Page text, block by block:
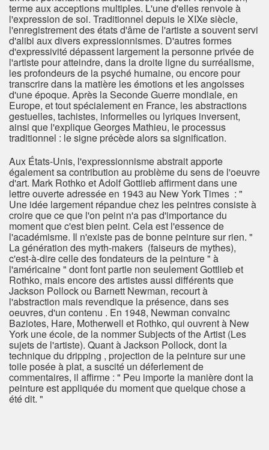
terme aux acceptions multiples. L'une d'elles renvoie à
l'expression de soi. Traditionnel depuis le XIXe siècle,
l'enregistrement des états d'âme de l'artiste a souvent servi
d'alibi aux divers expressionnismes. D'autres formes
d'expressivité dépassent largement la personne privée de
l'artiste pour atteindre, dans la droite ligne du surréalisme,
les profondeurs de la psyché humaine, ou encore pour
transcrire dans la matière les émotions et les angoisses
d'une époque. Après la Seconde Guerre mondiale, en
Europe, et tout spécialement en France, les abstractions
gestuelles, tachistes, informelles ou lyriques inversent,
ainsi que l'explique Georges Mathieu, le processus
traditionnel : le signe précède alors sa signification.
Aux États-Unis, l'expressionnisme abstrait apporte
également sa contribution au problème du sens de l'oeuvre
d'art. Mark Rothko et Adolf Gottlieb affirment dans une
lettre ouverte adressée en 1943 au New York Times : "
Une idée largement répandue chez les peintres consiste à
croire que ce que l'on peint n'a pas d'importance du
moment que c'est bien peint. Cela est l'essence de
l'académisme. Il n'existe pas de bonne peinture sur rien. "
La génération des myth-makers (faiseurs de mythes),
c'est-à-dire celle des fondateurs de la peinture " à
l'américaine " dont font partie non seulement Gottlieb et
Rothko, mais encore des artistes aussi différents que
Jackson Pollock ou Barnett Newman, recourt à
l'abstraction mais revendique la présence, dans ses
oeuvres, d'un contenu . En 1948, Newman convainc
Baziotes, Hare, Motherwell et Rothko, qui ouvrent à New
York une école, de la nommer Subjects of the Artist (Les
sujets de l'artiste). Quant à Jackson Pollock, dont la
technique du dripping , projection de la peinture sur une
toile posée à plat, a suscité un déferlement de
commentaires, il affirme : " Peu importe la manière dont la
peinture est appliquée du moment que quelque chose a
été dit. "